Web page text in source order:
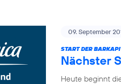
09. September
START DER
Nächster
Heute beginnt